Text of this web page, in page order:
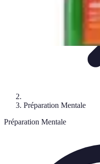
Préparation Mentale
Préparation Mentale